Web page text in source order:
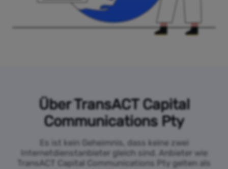
Über TransACT Capital
Communications Pty
Es ist kein Geheimnis, dass keine zwei
Internetdienstanbieter gleich sind. Anbieter wie
TransACT Capital Communications Pty gelten als